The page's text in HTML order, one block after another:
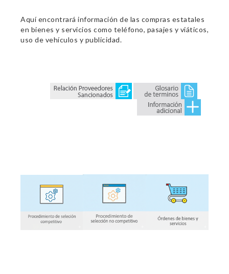
Aquí encontrará información de las compras estatales
en bienes y servicios como teléfono, pasajes y viáticos,
uso de vehículos y publicidad.